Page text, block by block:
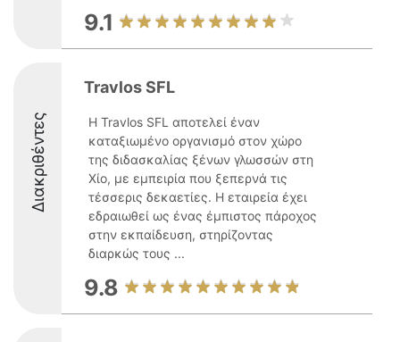
9.1
Διακριθέντες
Travlos SFL
Η Travlos SFL αποτελεί έναν
καταξιωμένο οργανισμό στον χώρο
της διδασκαλίας ξένων γλωσσών στη
Χίο, με εμπειρία που ξεπερνά τις
τέσσερις δεκαετίες. Η εταιρεία έχει
εδραιωθεί ως ένας έμπιστος πάροχος
στην εκπαίδευση, στηρίζοντας
διαρκώς τους ...
9.8